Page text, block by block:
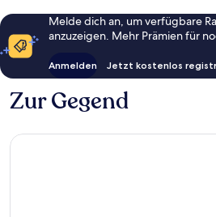
Melde dich an, um verfügbare
anzuzeigen. Mehr Prämien für
Anmelden Jetzt kostenlos
Zur Gegend